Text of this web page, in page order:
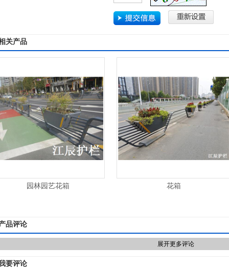
关产品
园林园艺花箱 花箱
品评论
展开更多评论
要评论